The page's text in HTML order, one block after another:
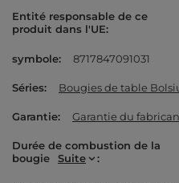
Entité responsable de ce
produit dans l'UE
symbole 8717847091031
Séries Bougies de table
Garantie Garantie du
Durée de combustion de la
bougie
Suite